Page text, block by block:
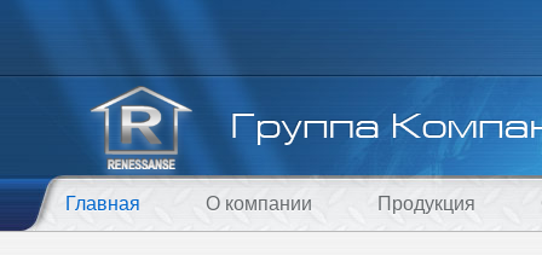
Главная О компании Продукция